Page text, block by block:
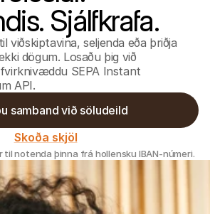
Sjálfkrafa.
viðskiptavina, seljenda eða þriðja
dögum. Losaðu þig við
SEPA Instant
API.
samband við söludeild
Skoða skjöl
til notenda þinna frá hollensku IBAN-númeri.
Samþykktu snertingarlausar greiðslur
Lærðu meira Samþykkja og
Greiðslur í eigin
Taktu við greiðslum
greiðslustöðvum og
Afgreiðsla
Bjóða upp á
sérsniðið að
Endurteknar
Safna endurteknum
áskriftargreiðslum
Samþykki &
umbreytingu
okkar fyrir